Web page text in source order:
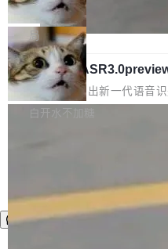
代码检索手段（如关键词匹配、
在语法层面完成文本定位，难以
内涵与结构关联，导致开发者使
理解大规模代码仓时面临显著"
颈。 代码仓深度理解服务（以
e深度理解服务"）是华为云码
短剧部门，有互联网大厂背景。
调整期间，部门三次通知全员将
移到B集群，王某都回复了"收到
数据。2024年9月3日下午4点，
的账号密码进入A集群，输入了
称为"删库跑路"的命令——最高
che 量化 + 权重压缩，吞吐
1%，成本降 30%
Kimi 和 GLM 是当前最强的大
它们有一个共同的问题：太吃
的 Kimi K 系列和智谱的 GLM
oE 架构的大模型，好用到让人
存永远不够用。 Cloudflare 的
一直在跑这些模型的推理。他
整性保护。效果是：吞吐量提
成本降低 30%，精度不变。
存 KV cache 是推理时最吃显...
局
腾讯混元 Hy
腾讯混元正式推出新一代语音
3.0preview。基于最新一代大
让语音识别不再只是听清，而
先理解你的语境和意图，再把准
到你。从“逐字转写、单点优化”
境、兼容场景、一键直出”。
白开水不加糖